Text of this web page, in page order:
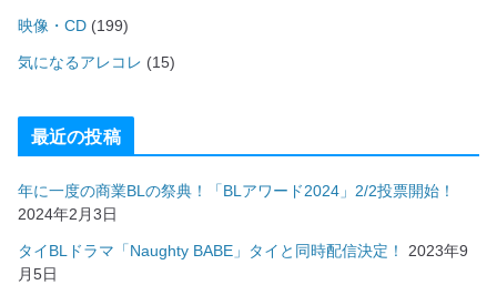
映像・CD (199)
気になるアレコレ (15)
最近の投稿
年に一度の商業BLの祭典！「BLアワード2024」2/2投票開始！
2024年2月3日
タイBLドラマ「Naughty BABE」タイと同時配信決定！
2023年9
月5日